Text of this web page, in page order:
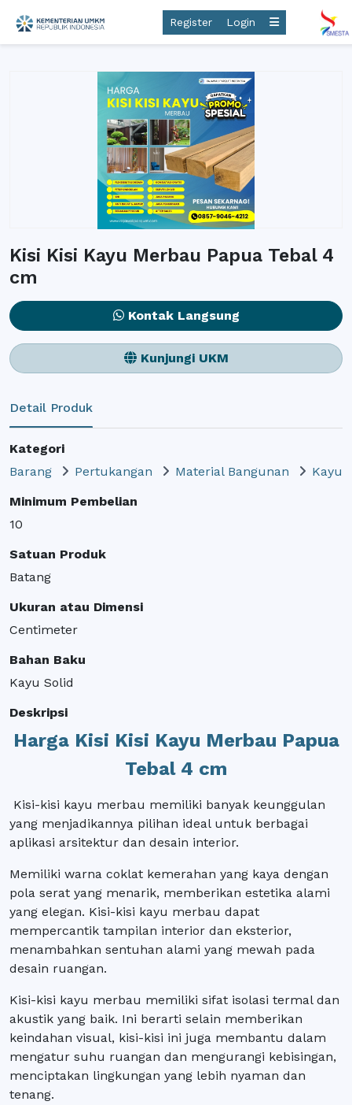
Register Login
Kisi Kisi Kayu Merbau Papua Tebal 4
cm
Kontak Langsung
Kunjungi UKM
Detail Produk
Kategori
Barang
Pertukangan Material Bangunan
Kayu
Minimum Pembelian
10
Satuan Produk
Batang
Ukuran atau Dimensi
Centimeter
Bahan Baku
Kayu Solid
Deskripsi
Harga Kisi Kisi Kayu Merbau Papua
Tebal 4 cm
Kisi-kisi kayu merbau memiliki banyak keunggulan
yang menjadikannya pilihan ideal untuk berbagai
aplikasi arsitektur dan desain interior.
Memiliki warna coklat kemerahan yang kaya dengan
pola serat yang menarik, memberikan estetika alami
yang elegan. Kisi-kisi kayu merbau dapat
mempercantik tampilan interior dan eksterior,
menambahkan sentuhan alami yang mewah pada
desain ruangan.
Kisi-kisi kayu merbau memiliki sifat isolasi termal dan
akustik yang baik. Ini berarti selain memberikan
keindahan visual, kisi-kisi ini juga membantu dalam
mengatur suhu ruangan dan mengurangi kebisingan,
menciptakan lingkungan yang lebih nyaman dan
tenang.